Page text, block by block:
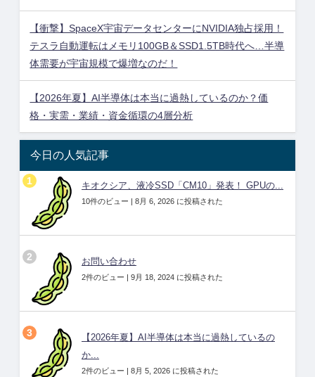
【衝撃】SpaceX宇宙データセンターにNVIDIA独占採用！
テスラ自動運転はメモリ100GB＆SSD1.5TB時代へ…半導
体需要が宇宙規模で爆増なのだ！
【2026年夏】AI半導体は本当に過熱しているのか？価
格・実需・業績・資金循環の4層分析
今日の人気記事
キオクシア、液冷SSD「CM10」発表！ GPUの...
10件のビュー | 8月 6, 2026 に投稿された
お問い合わせ
2件のビュー | 9月 18, 2024 に投稿された
【2026年夏】AI半導体は本当に過熱しているの
か...
2件のビュー | 8月 5, 2026 に投稿された